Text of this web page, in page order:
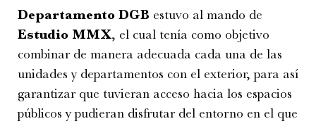
Departamento DGB estuvo al mando de
Estudio MMX, el cual tenía como objetivo
combinar de manera adecuada cada una de las
unidades y departamentos con el exterior, para así
garantizar que tuvieran acceso hacia los espacios
públicos y pudieran disfrutar del entorno en el que